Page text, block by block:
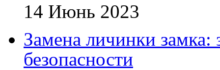
14 Июнь 2023
Замена личинки замка:
безопасности